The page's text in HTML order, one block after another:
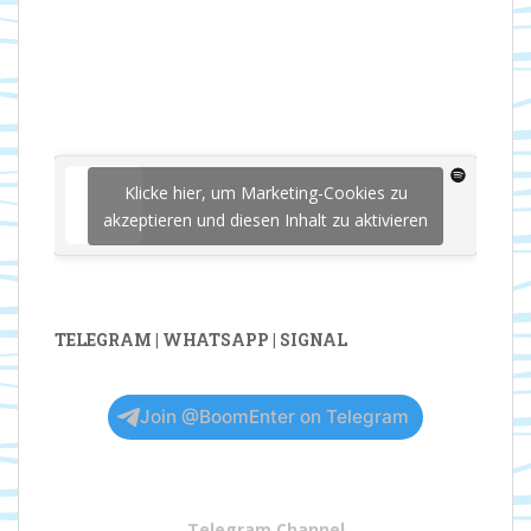
Klicke hier, um Marketing-Cookies zu
akzeptieren und diesen Inhalt zu aktivieren
TELEGRAM | WHATSAPP | SIGNAL
Join @BoomEnter on Telegram